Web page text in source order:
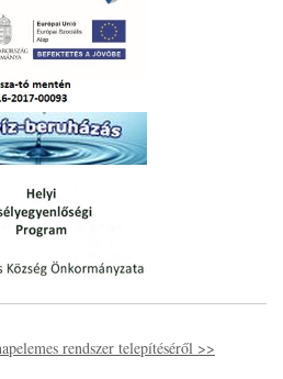
rendszer telepítéséről >>